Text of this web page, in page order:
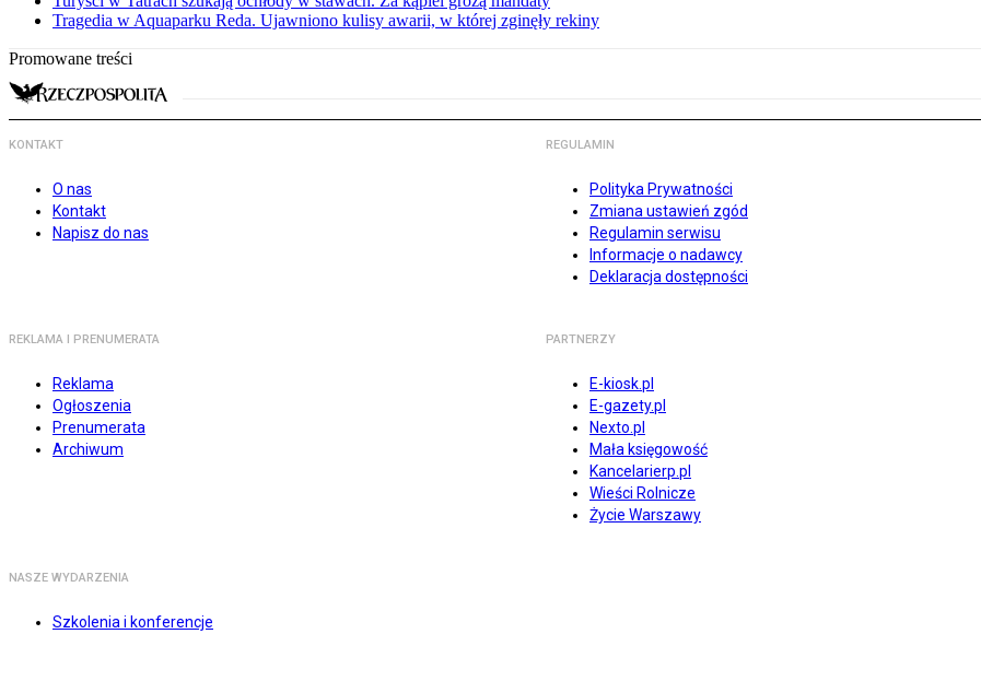
Tragedia w Aquaparku Reda. Ujawniono kulisy awarii, w której zginęły rekiny
Promowane treści
KONTAKT
O nas
Kontakt
Napisz do nas
REGULAMIN
Polityka Prywatności
Zmiana ustawień zgód
Regulamin serwisu
Informacje o nadawcy
Deklaracja dostępności
REKLAMA I PRENUMERATA
Reklama
Ogłoszenia
Prenumerata
Archiwum
PARTNERZY
E-kiosk.pl
E-gazety.pl
Nexto.pl
Mała księgowość
Kancelarierp.pl
Wieści Rolnicze
Życie Warszawy
NASZE WYDARZENIA
Szkolenia i konferencje